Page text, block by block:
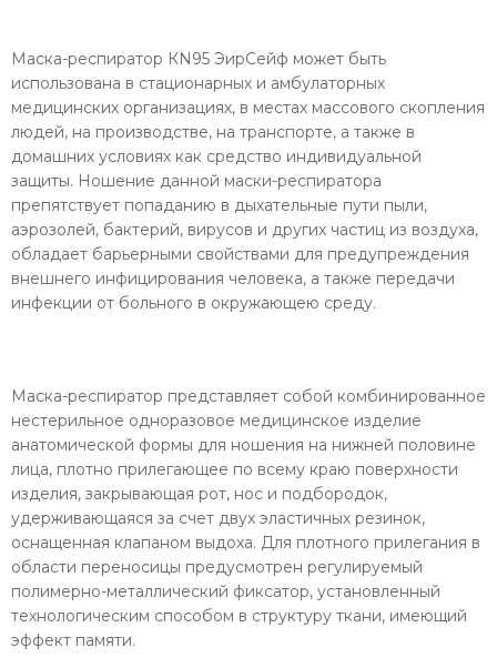
Маска-респиратор КN95 ЭирСейф может быть
использована в стационарных и амбулаторных
медицинских организациях, в местах массового скопления
людей, на производстве, на транспорте, а также в
домашних условиях как средство индивидуальной
защиты. Ношение данной маски-респиратора
препятствует попаданию в дыхательные пути пыли,
аэрозолей, бактерий, вирусов и других частиц из воздуха,
обладает барьерными свойствами для предупреждения
внешнего инфицирования человека, а также передачи
инфекции от больного в окружающею среду.
Маска-респиратор представляет собой комбинированное
нестерильное одноразовое медицинское изделие
анатомической формы для ношения на нижней половине
лица, плотно прилегающее по всему краю поверхности
изделия, закрывающая рот, нос и подбородок,
удерживающаяся за счет двух эластичных резинок,
оснащенная клапаном выдоха. Для плотного прилегания в
области переносицы предусмотрен регулируемый
полимерно-металлический фиксатор, установленный
технологическим способом в структуру ткани, имеющий
эффект памяти.